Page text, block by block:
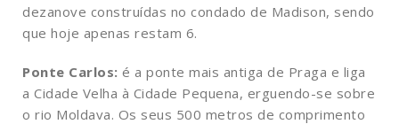
dezanove construídas no condado de Madison, sendo
que hoje apenas restam 6.
Ponte Carlos: é a ponte mais antiga de Praga e liga
a Cidade Velha à Cidade Pequena, erguendo-se sobre
o rio Moldava. Os seus 500 metros de comprimento